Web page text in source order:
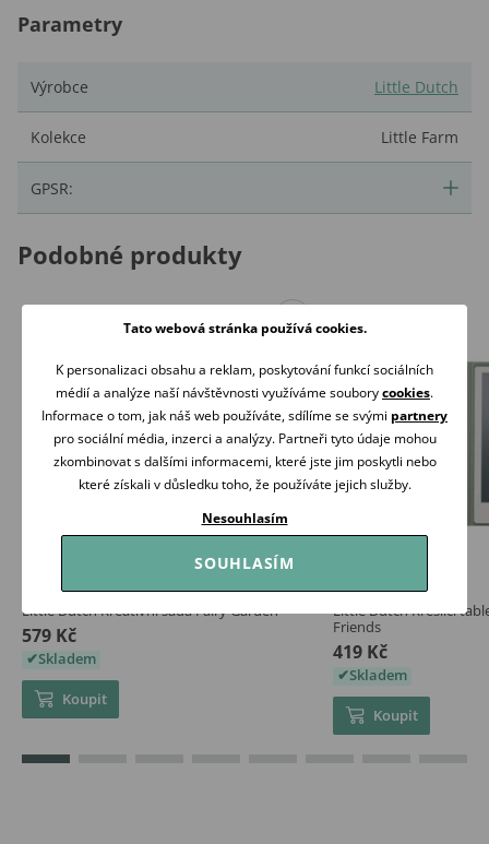
Parametry
Výrobce Little Dutch
Kolekce Little Farm
GPSR:
Podobné produkty
Little Dutch Kreativní sada Fairy Garden
579 Kč
Skladem
Koupit
Little Dutch Kreslicí
Friends
419 Kč
Skladem
Koupit
Tato webová stránka používá cookies.
K personalizaci obsahu a reklam, poskytování funkcí sociálních
médií a analýze naší návštěvnosti využíváme souborycookies.
Informace o tom, jak náš web používáte, sdílíme se svými partnery
pro sociální média, inzerci a analýzy. Partneři tyto údaje mohou
zkombinovat s dalšími informacemi, které jste jim poskytli nebo
které získali v důsledku toho, že používáte jejich služby.
Nesouhlasím
SOUHLASÍM